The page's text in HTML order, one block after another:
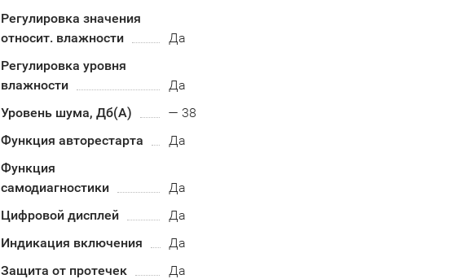
Регулировка значения
относит. влажности
Да
Регулировка уровня
влажности
Да
Уровень шума, Дб(А)
— 38
Функция авторестарта
Да
Функция
самодиагностики
Да
Цифровой дисплей
Да
Индикация включения
Да
Защита от протечек
Да